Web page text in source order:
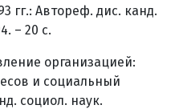
гг.: Автореф. дис. канд.
– 20 с.
организацией:
и социальный
социол. наук.